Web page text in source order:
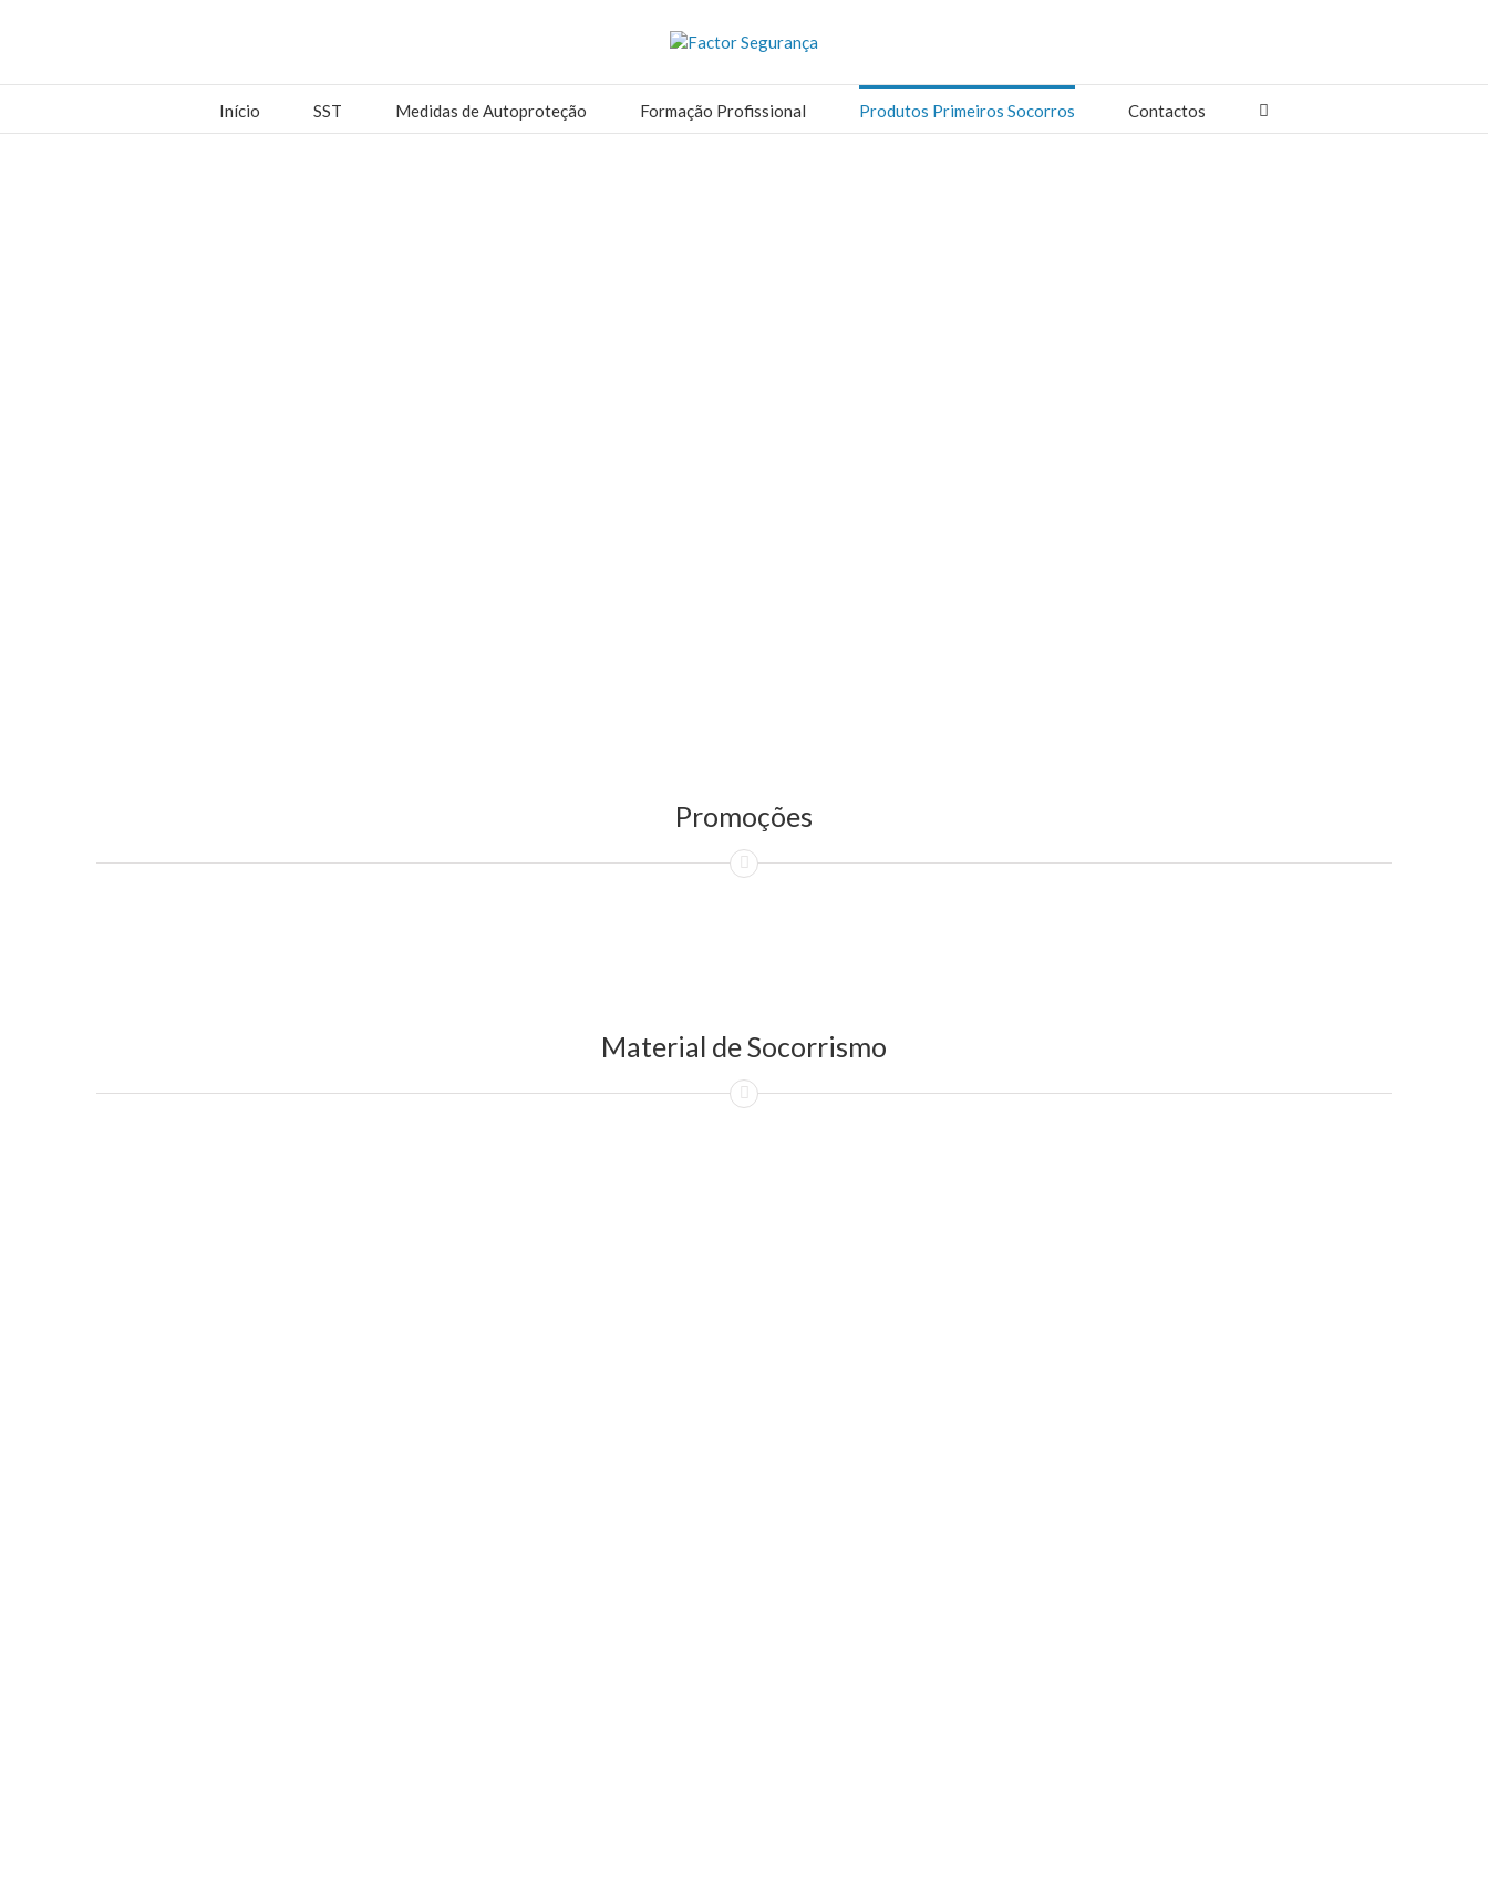
Início SST Medidas de Autoproteção Formação Profissional Produtos Primeiros Socorros Contactos
Promoções
Material de Socorrismo